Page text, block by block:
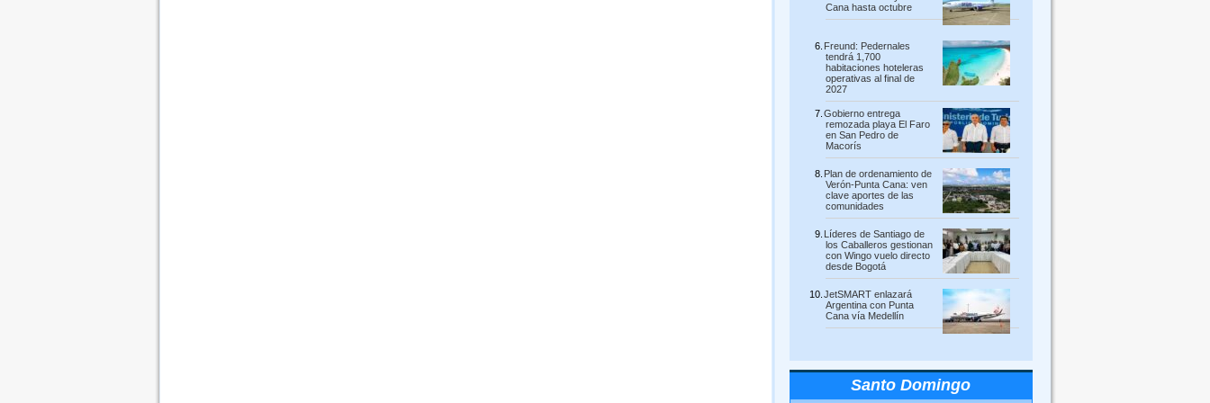
Cana hasta octubre
Freund: Pedernales
tendrá 1,700
habitaciones hoteleras
operativas al final de
2027
Gobierno entrega
remozada playa El Faro
en San Pedro de
Macorís
Plan de ordenamiento de
Verón-Punta Cana: ven
clave aportes de las
comunidades
Líderes de Santiago de
los Caballeros gestionan
con Wingo vuelo directo
desde Bogotá
JetSMART enlazará
Argentina con Punta
Cana vía Medellín
Santo Domingo